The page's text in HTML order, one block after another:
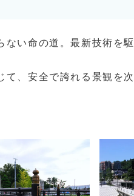
い命の道。最新技術を
、安全で誇れる景観を